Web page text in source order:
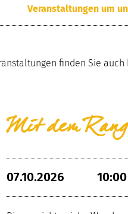
Veranstaltungen um
finden Sie auch
Mit dem
07.10.2026